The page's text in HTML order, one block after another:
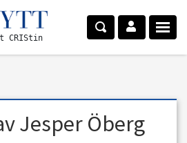
CRIStin
Jesper Öberg